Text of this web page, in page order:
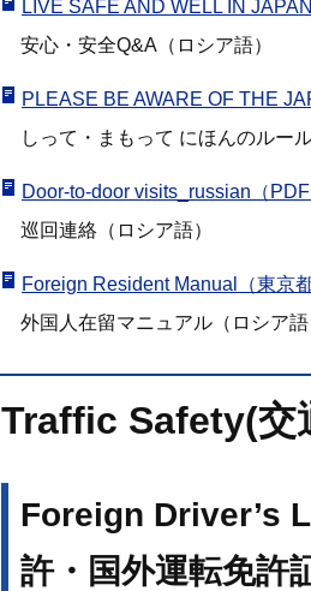
LIVE SAFE AND WELL IN
安心・安全Q&A（ロシア語）
PLEASE BE AWARE OF THE
しって・まもって にほんのルー
Door-to-door visits_russian（PDF
巡回連絡（ロシア語）
Foreign Resident Manual（東京
外国人在留マニュアル（ロシア語
Traffic Safety(交
Foreign Driver’s
許・国外運転免許